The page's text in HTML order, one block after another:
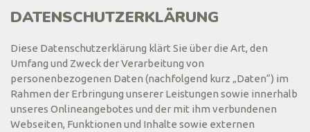
DATENSCHUTZERKLÄRUNG
Diese Datenschutzerklärung klärt Sie über die Art, den
Umfang und Zweck der Verarbeitung von
personenbezogenen Daten (nachfolgend kurz „Daten“) im
Rahmen der Erbringung unserer Leistungen sowie innerhalb
unseres Onlineangebotes und der mit ihm verbundenen
Webseiten, Funktionen und Inhalte sowie externen